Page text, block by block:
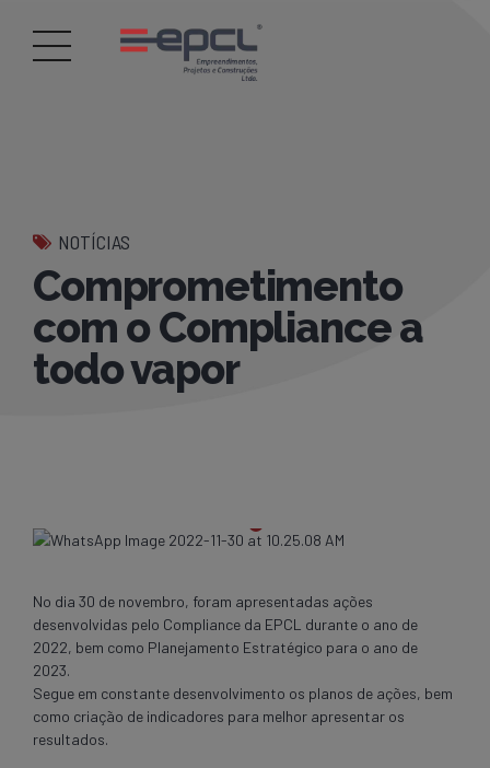
NOTÍCIAS
Comprometimento
com o Compliance a
todo vapor
No dia 30 de novembro, foram apresentadas ações
desenvolvidas pelo Compliance da EPCL durante o ano de
2022, bem como Planejamento Estratégico para o ano de
2023.
Segue em constante desenvolvimento os planos de ações, bem
como criação de indicadores para melhor apresentar os
resultados.